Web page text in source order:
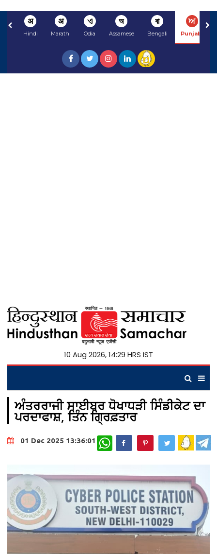
अ
Hindi
अ
Marathi
ଏ
Odia
অ
Assamese
বা
Bengali
ਅ
Punjabi
10 Aug 2026, 14:29 HRS IST
ਅੰਤਰਰਾਜੀ ਸਾਈਬਰ ਧੋਖਾਧੜੀ ਸਿੰਡੀਕੇਟ ਦਾ
ਪਰਦਾਫਾਸ਼, ਤਿੰਨ ਗ੍ਰਿਫ਼ਤਾਰ
01 Dec 2025 13:36:01 WhatsApp